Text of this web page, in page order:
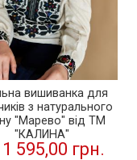
вишиванка для
з натурального
"Марево" від ТМ
"КАЛИНА"
1 595,00 грн.